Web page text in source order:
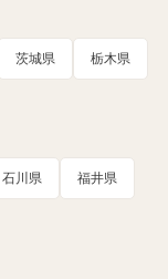
茨城県 栃木県
石川県 福井県